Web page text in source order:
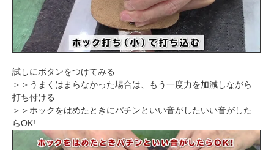
試しにボタンをつけてみる
＞＞うまくはまらなかった場合は、もう一度力を加減しながら
打ち付ける
＞＞ホックをはめたときにパチンといい音がしたいい音がした
らOK!